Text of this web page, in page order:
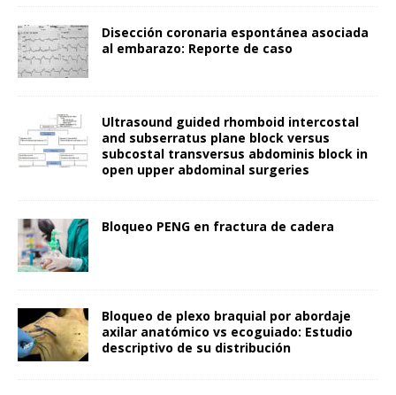
Disección coronaria espontánea asociada
al embarazo: Reporte de caso
Ultrasound guided rhomboid intercostal
and subserratus plane block versus
subcostal transversus abdominis block in
open upper abdominal surgeries
Bloqueo PENG en fractura de cadera
Bloqueo de plexo braquial por abordaje
axilar anatómico vs ecoguiado: Estudio
descriptivo de su distribución